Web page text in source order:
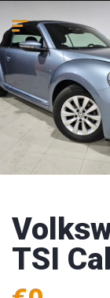
TSI